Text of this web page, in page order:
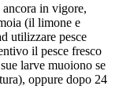
in vigore,
(il limone e
utilizzare pesce
il pesce fresco
larve muoiono se
oppure dopo 24